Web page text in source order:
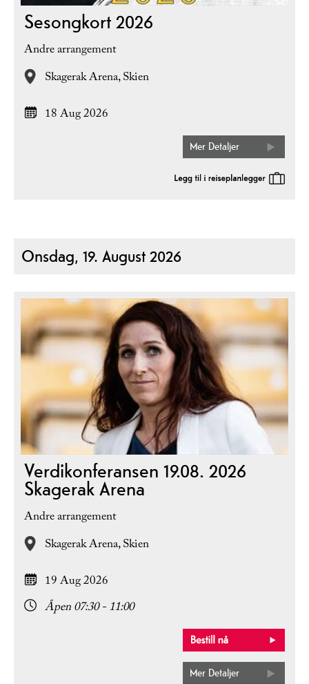
Sesongkort 2026
Andre arrangement
Skagerak Arena,Skien
18 Aug 2026
Mer Detaljer
Onsdag, 19. August 2026
Verdikonferansen 19.08. 2026
Skagerak Arena
Andre arrangement
Skagerak Arena,Skien
19 Aug 2026
Åpen 07:30 - 11:00
Mer Detaljer